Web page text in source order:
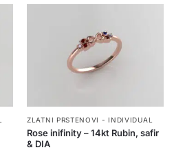
ZLATNI PRSTENOVI - INDIVIDUAL
Rose inifinity – 14kt Rubin, safir
& DIA